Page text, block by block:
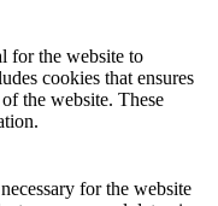
for the website to
cookies that ensures
the website. These
for the website